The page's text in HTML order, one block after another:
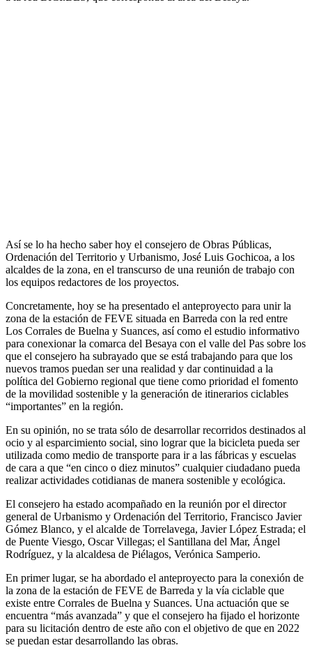
Así se lo ha hecho saber hoy el consejero de Obras Públicas,
Ordenación del Territorio y Urbanismo, José Luis Gochicoa, a los
alcaldes de la zona, en el transcurso de una reunión de trabajo con
los equipos redactores de los proyectos.
Concretamente, hoy se ha presentado el anteproyecto para unir la
zona de la estación de FEVE situada en Barreda con la red entre
Los Corrales de Buelna y Suances, así como el estudio informativo
para conexionar la comarca del Besaya con el valle del Pas sobre los
que el consejero ha subrayado que se está trabajando para que los
nuevos tramos puedan ser una realidad y dar continuidad a la
política del Gobierno regional que tiene como prioridad el fomento
de la movilidad sostenible y la generación de itinerarios ciclables
“importantes” en la región.
En su opinión, no se trata sólo de desarrollar recorridos destinados al
ocio y al esparcimiento social, sino lograr que la bicicleta pueda ser
utilizada como medio de transporte para ir a las fábricas y escuelas
de cara a que “en cinco o diez minutos” cualquier ciudadano pueda
realizar actividades cotidianas de manera sostenible y ecológica.
El consejero ha estado acompañado en la reunión por el director
general de Urbanismo y Ordenación del Territorio, Francisco Javier
Gómez Blanco, y el alcalde de Torrelavega, Javier López Estrada; el
de Puente Viesgo, Oscar Villegas; el Santillana del Mar, Ángel
Rodríguez, y la alcaldesa de Piélagos, Verónica Samperio.
En primer lugar, se ha abordado el anteproyecto para la conexión de
la zona de la estación de FEVE de Barreda y la vía ciclable que
existe entre Corrales de Buelna y Suances. Una actuación que se
encuentra “más avanzada” y que el consejero ha fijado el horizonte
para su licitación dentro de este año con el objetivo de que en 2022
se puedan estar desarrollando las obras.